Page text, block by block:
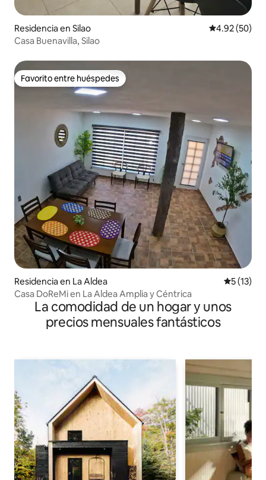
Residencia en Silao Calificación
4.92 (50)
Casa Buenavilla, Silao
Favorito entre huéspedes
Favorito entre huéspedes
Residencia en La Aldea
5 (13)
Casa DoReMi en La Aldea Amplia y Céntrica
La comodidad de un hogar y unos
precios mensuales fantásticos